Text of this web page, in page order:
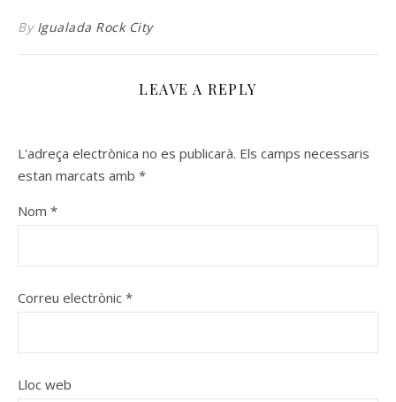
By Igualada Rock City
LEAVE A REPLY
L'adreça electrònica no es publicarà. Els camps necessaris
estan marcats amb *
Nom *
Correu electrònic *
Lloc web